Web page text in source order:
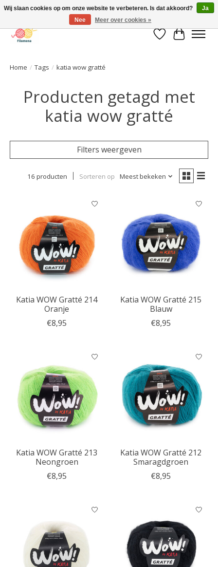
Verlanglijst
Home / Tags / katia wow gratté
Producten getagd met
katia wow gratté
Filters weergeven
16 producten Sorteren op Meest bekeken
Katia WOW Gratté 214
Oranje
€8,95
Katia WOW Gratté 215
Blauw
€8,95
Katia WOW Gratté 213
Neongroen
€8,95
Katia WOW Gratté 212
Smaragdgroen
€8,95
Wij slaan cookies op om onze website te verbeteren. Is dat akkoord?
Ja
Nee
Meer over cookies »